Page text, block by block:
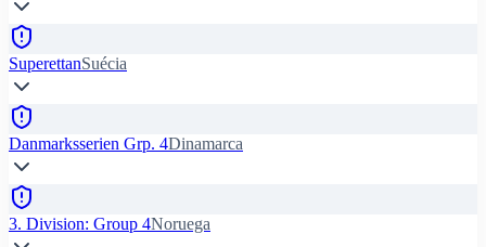
SuperettanSuécia
Danmarksserien Grp. 4Dinamarca
3. Division: Group 4Noruega